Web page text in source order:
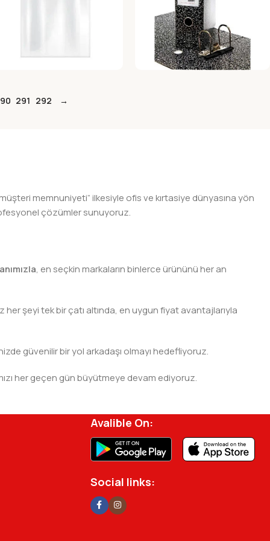
291 292 →
memnuniyeti” ilkesiyle ofis ve kırtasiye dünyasına yön
çözümler sunuyoruz.
, en seçkin markaların binlerce ürününü her an
şeyi tek bir çatı altında, en uygun fiyat avantajlarıyla
güvenilir bir yol arkadaşı olmayı hedefliyoruz.
her geçen gün büyütmeye devam ediyoruz.
Avalible On:
Social links: